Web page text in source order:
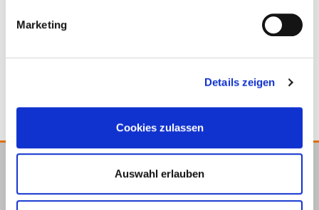
Marketing
Details zeigen
Cookies zulassen
Auswahl erlauben
Level Mate Spin Fugenkreuz 3 mm
Unter dem Hofe 5